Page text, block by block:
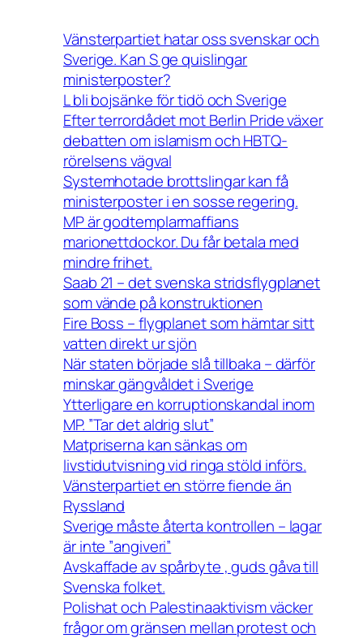
Vänsterpartiet hatar oss svenskar och
Sverige. Kan S ge quislingar
ministerposter?
L bli bojsänke för tidö och Sverige
Efter terrordådet mot Berlin Pride växer
debatten om islamism och HBTQ-
rörelsens vägval
Systemhotade brottslingar kan få
ministerposter i en sosse regering.
MP är godtemplarmaffians
marionettdockor. Du får betala med
mindre frihet.
Saab 21 – det svenska stridsflygplanet
som vände på konstruktionen
Fire Boss – flygplanet som hämtar sitt
vatten direkt ur sjön
När staten började slå tillbaka – därför
minskar gängvåldet i Sverige
Ytterligare en korruptionskandal inom
MP. ”Tar det aldrig slut”
Matpriserna kan sänkas om
livstidutvisning vid ringa stöld införs.
Vänsterpartiet en större fiende än
Ryssland
Sverige måste återta kontrollen – lagar
är inte ”angiveri”
Avskaffade av spårbyte , guds gåva till
Svenska folket.
Polishat och Palestinaaktivism väcker
frågor om gränsen mellan protest och